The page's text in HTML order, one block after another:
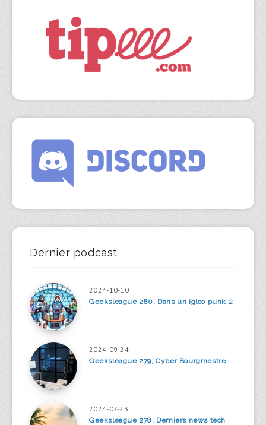
Dernier podcast
2024-10-10
Geeksleague 280, Dans un igloo punk 2
2024-09-24
Geeksleague 279, Cyber Bourgmestre
2024-07-23
Geeksleague 278, Derniers news tech